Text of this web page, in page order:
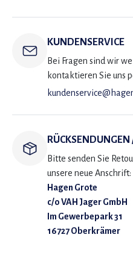
KUNDENSERVICE
Bei Fragen sind wir
kontaktieren Sie uns
RÜCKSENDUNGEN
Bitte senden Sie
unsere neue Anschrift:
Hagen Grote
c/o VAH Jager GmbH
Im Gewerbepark 31
16727 Oberkrämer